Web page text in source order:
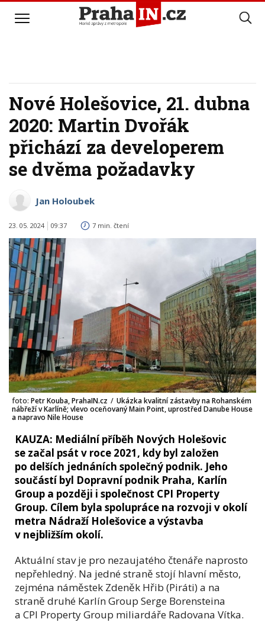
Nové Holešovice, 21. dubna
2020: Martin Dvořák
přichází za developerem
se dvěma požadavky
Jan Holoubek
23. 05. 2024 09:37 7 min. čtení
foto: Petr Kouba, PrahaIN.cz / Ukázka kvalitní zástavby na Rohanském
nábřeží v Karlíně; vlevo oceňovaný Main Point, uprostřed Danube House
a napravo Nile House
KAUZA: Mediální příběh Nových Holešovic
se začal psát v roce 2021, kdy byl založen
po delších jednáních společný podnik. Jeho
součástí byl Dopravní podnik Praha, Karlín
Group a později i společnost CPI Property
Group. Cílem byla spolupráce na rozvoji v okolí
metra Nádraží Holešovice a výstavba
v nejbližším okolí.
Aktuální stav je pro nezaujatého čtenáře naprosto
nepřehledný. Na jedné straně stojí hlavní město,
zejména náměstek Zdeněk Hřib (Piráti) a na
straně druhé Karlín Group Serge Borensteina
a CPI Property Group miliardáře Radovana Vítka.